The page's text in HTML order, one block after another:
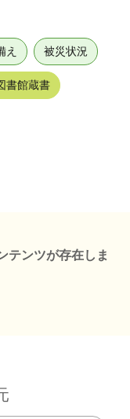
え 被災状況
書館蔵書
テンツが存在しま